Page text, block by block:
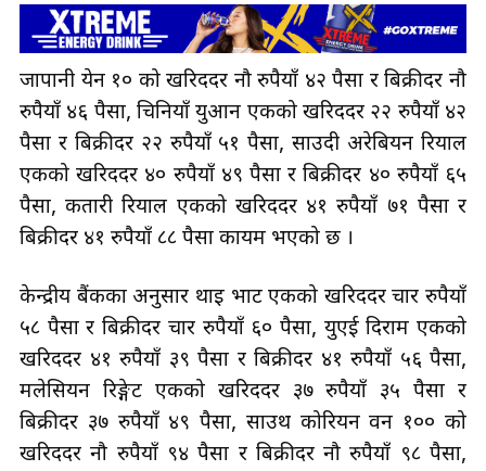
जापानी येन १० को खरिददर नौ रुपैयाँ ४२ पैसा र बिक्रीदर नौ
रुपैयाँ ४६ पैसा, चिनियाँ युआन एकको खरिददर २२ रुपैयाँ ४२
पैसा र बिक्रीदर २२ रुपैयाँ ५१ पैसा, साउदी अरेबियन रियाल
एकको खरिददर ४० रुपैयाँ ४९ पैसा र बिक्रीदर ४० रुपैयाँ ६५
पैसा, कतारी रियाल एकको खरिददर ४१ रुपैयाँ ७१ पैसा र
बिक्रीदर ४१ रुपैयाँ ८८ पैसा कायम भएको छ ।
केन्द्रीय बैंकका अनुसार थाइ भाट एकको खरिददर चार रुपैयाँ
५८ पैसा र बिक्रीदर चार रुपैयाँ ६० पैसा, युएई दिराम एकको
खरिददर ४१ रुपैयाँ ३९ पैसा र बिक्रीदर ४१ रुपैयाँ ५६ पैसा,
मलेसियन रिङ्गेट एकको खरिददर ३७ रुपैयाँ ३५ पैसा र
बिक्रीदर ३७ रुपैयाँ ४९ पैसा, साउथ कोरियन वन १०० को
खरिददर नौ रुपैयाँ ९४ पैसा र बिक्रीदर नौ रुपैयाँ ९८ पैसा,